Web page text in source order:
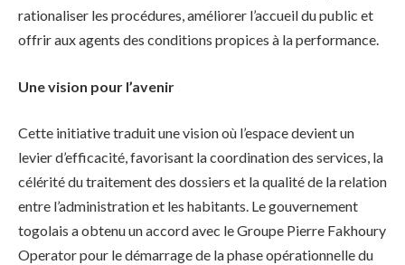
rationaliser les procédures, améliorer l’accueil du public et
offrir aux agents des conditions propices à la performance.
Une vision pour l’avenir
Cette initiative traduit une vision où l’espace devient un
levier d’efficacité, favorisant la coordination des services, la
célérité du traitement des dossiers et la qualité de la relation
entre l’administration et les habitants. Le gouvernement
togolais a obtenu un accord avec le Groupe Pierre Fakhoury
Operator pour le démarrage de la phase opérationnelle du